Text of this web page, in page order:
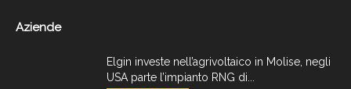
Aziende
Elgin investe nell’agrivoltaico in Molise, negli
USA parte l’impianto RNG di...